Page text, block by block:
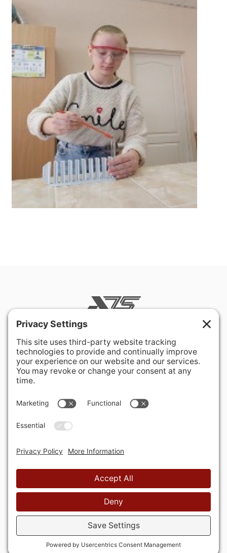
Rockville, MD 20850-3121 USA
+ 1 301 340 1914
© 2026 American Latvian Association
Privātuma politika Sīkdatņu politika
Lietošanas
noteikumi
Privātuma iestatījumi